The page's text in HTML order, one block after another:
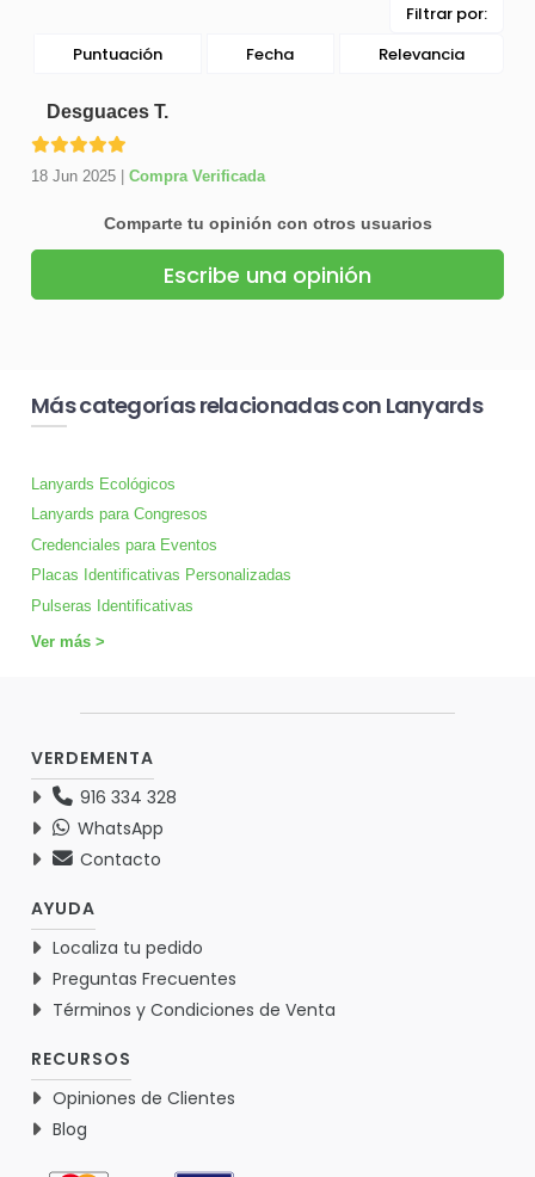
Filtrar por:
Puntuación
Fecha Relevancia
Desguaces T.
18 Jun 2025 Compra Verificada
Comparte tu opinión con otros usuarios
Escribe una opinión
Más categorías relacionadas con Lanyards
Lanyards Ecológicos
Lanyards para Congresos
Credenciales para Eventos
Placas Identificativas Personalizadas
Pulseras Identificativas
Ver más >
VERDEMENTA
916 334 328
WhatsApp
Contacto
AYUDA
Localiza tu pedido
Preguntas Frecuentes
Términos y Condiciones de Venta
RECURSOS
Opiniones de Clientes
Blog